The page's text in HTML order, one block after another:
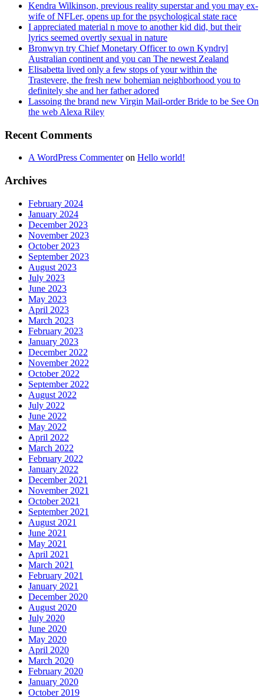
Kendra Wilkinson, previous reality superstar and you may ex-
wife of NFLer, opens up for the psychological state race
I appreciated material n move to another kid did, but their
lyrics seemed overtly sexual in nature
Bronwyn try Chief Monetary Officer to own Kyndryl
Australian continent and you can The newest Zealand
Elisabetta lived only a few stops of your within the
Trastevere, the fresh new bohemian neighborhood you to
definitely she and her father adored
Lassoing the brand new Virgin Mail-order Bride to be See On
the web Alexa Riley
Recent Comments
A WordPress Commenteron Hello world!
Archives
February 2024
January 2024
December 2023
November 2023
October 2023
September 2023
August 2023
July 2023
June 2023
May 2023
April 2023
March 2023
February 2023
January 2023
December 2022
November 2022
October 2022
September 2022
August 2022
July 2022
June 2022
May 2022
April 2022
March 2022
February 2022
January 2022
December 2021
November 2021
October 2021
September 2021
August 2021
June 2021
May 2021
April 2021
March 2021
February 2021
January 2021
December 2020
August 2020
July 2020
June 2020
May 2020
April 2020
March 2020
February 2020
January 2020
October 2019